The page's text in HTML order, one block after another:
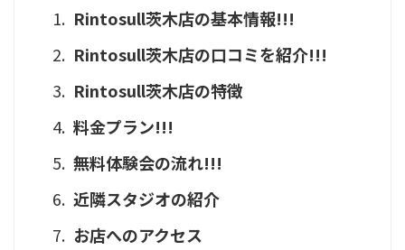
Rintosull茨木店の基本情報!!!
Rintosull茨木店の口コミを紹介!!!
Rintosull茨木店の特徴
料金プラン!!!
無料体験会の流れ!!!
近隣スタジオの紹介
お店へのアクセス